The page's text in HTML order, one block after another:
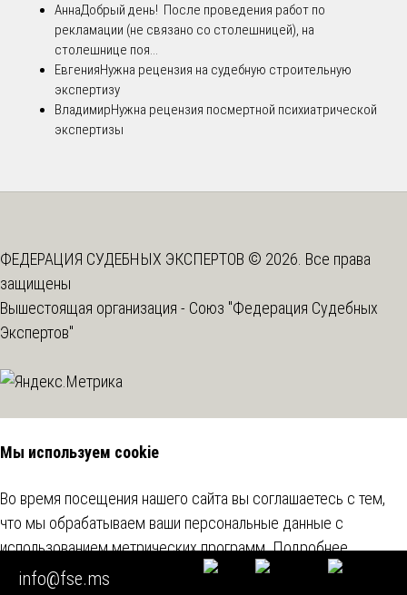
АннаДобрый день! После проведения работ по
рекламации (не связано со столешницей), на
столешнице поя...
ЕвгенияНужна рецензия на судебную строительную
экспертизу
ВладимирНужна рецензия посмертной психиатрической
экспертизы
ФЕДЕРАЦИЯ СУДЕБНЫХ ЭКСПЕРТОВ © 2026. Все права
защищены
Вышестоящая организация - Союз "Федерация Судебных
Экспертов"
info@fse.ms
Мы используем cookie
Во время посещения нашего сайта вы соглашаетесь с тем,
что мы обрабатываем ваши персональные данные с
использованием метрических программ.Подробнее